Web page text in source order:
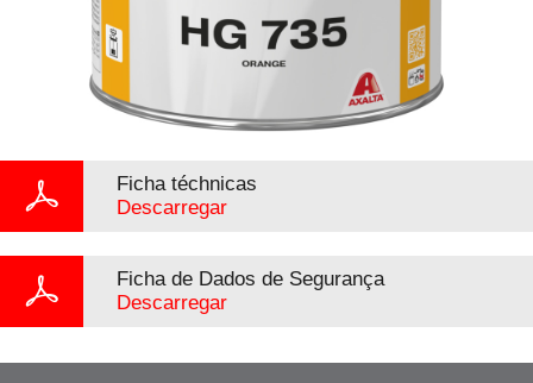
Ficha téchnicas
Descarregar
Ficha de Dados de Segurança
Descarregar